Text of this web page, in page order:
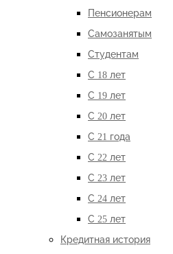
Пенсионерам
Самозанятым
Студентам
С 18 лет
С 19 лет
С 20 лет
С 21 года
С 22 лет
С 23 лет
С 24 лет
С 25 лет
Кредитная история